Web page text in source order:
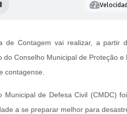
de Contagem vai realizar, a partir
do Conselho Municipal de Proteção
contagense.
Municipal de Defesa Civil (CMDC)
a se preparar melhor para